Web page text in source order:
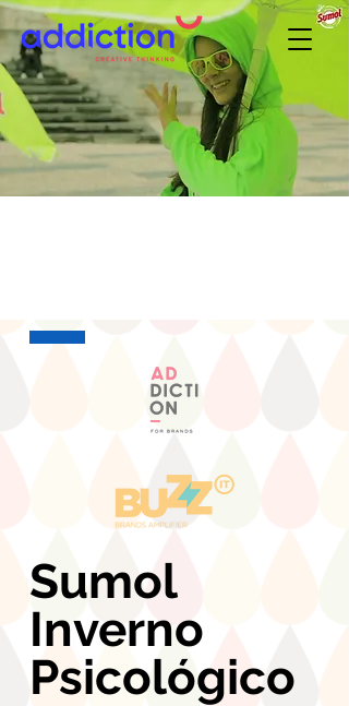
Sumol
Inverno
Psicológico